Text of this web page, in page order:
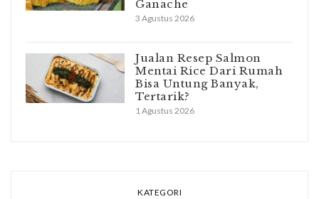
Ganache
3 Agustus 2026
Jualan Resep Salmon
Mentai Rice Dari Rumah
Bisa Untung Banyak,
Tertarik?
1 Agustus 2026
KATEGORI